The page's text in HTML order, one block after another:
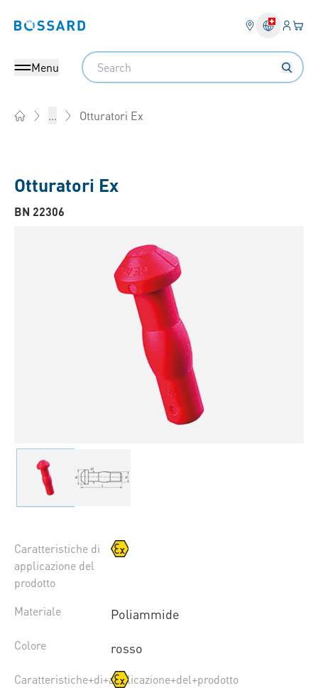
Bossard homepage Login
Il
Menu
Search
... Otturatori Ex
Otturatori Ex
BN 22306
Caratteristiche di
applicazione del
prodotto
Materiale
Poliammide
Colore rosso
Caratteristiche+di+applicazione+del+prodotto